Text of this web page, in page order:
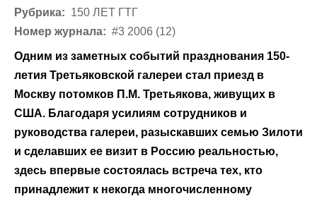
Рубрика: 150 ЛЕТ ГТГ
Номер журнала: #3 2006 (12)
Одним из заметных событий празднования 150-
летия Третьяковской галереи стал приезд в
Москву потомков П.М. Третьякова, живущих в
США. Благодаря усилиям сотрудников и
руководства галереи, разыскавших семью Зилоти
и сделавших ее визит в Россию реальностью,
здесь впервые состоялась встреча тех, кто
принадлежит к некогда многочисленному